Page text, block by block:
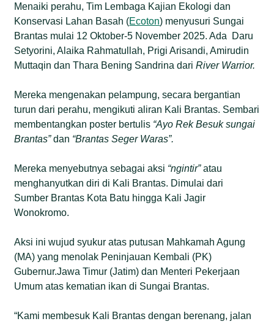
Kabupaten yang dilalui Kali Brantas. Lantaran
dinilai lalai dalam mengelola dan pengawasan
yang menyebabkan terjadi kematian ikan secara
massal setiap tahun.
menyebutkan 62,1% responden menyatakan
pengelolaan Kali Brantas kategori Buruk. ECOTON
mencatat terjadi mulai 2015, 2016, 2017, 2018, dan
2019.
Abdul Aziz, anggota tim advokat Ecoton
menyatakan. segera mengajukan eksekusi ke PN
Surabaya menyusul putusan oleh MA itu.
Pengadilan akan menentukan juru sita atau
Menaiki perahu, Tim Lembaga Kajian Ekologi dan
Konservasi Lahan Basah (Ecoton) menyusuri Sungai
Brantas mulai 12 Oktober-5 November 2025. Ada Daru
Setyorini, Alaika Rahmatullah, Prigi Arisandi, Amirudin
Muttaqin dan Thara Bening Sandrina dariRiver Warrior.
Mereka mengenakan pelampung, secara bergantian
turun dari perahu, mengikuti aliran Kali Brantas. Sembari
membentangkan poster bertulis “Ayo Rek Besuk sungai
Brantas”dan “Brantas Seger Waras”.
Mereka menyebutnya sebagai aksi “ngintir”atau
menghanyutkan diri di Kali Brantas. Dimulai dari
Sumber Brantas Kota Batu hingga Kali Jagir
Wonokromo.
Aksi ini wujud syukur atas putusan Mahkamah Agung
(MA) yang menolak Peninjauan Kembali (PK)
Gubernur.Jawa Timur (Jatim) dan Menteri Pekerjaan
Umum atas kematian ikan di Sungai Brantas.
“Kami membesuk Kali Brantas dengan berenang, jalan